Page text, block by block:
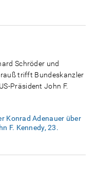
Schröder und
trifft Bundeskanzler
Präsident John F.
Konrad Adenauer über
F. Kennedy, 23.